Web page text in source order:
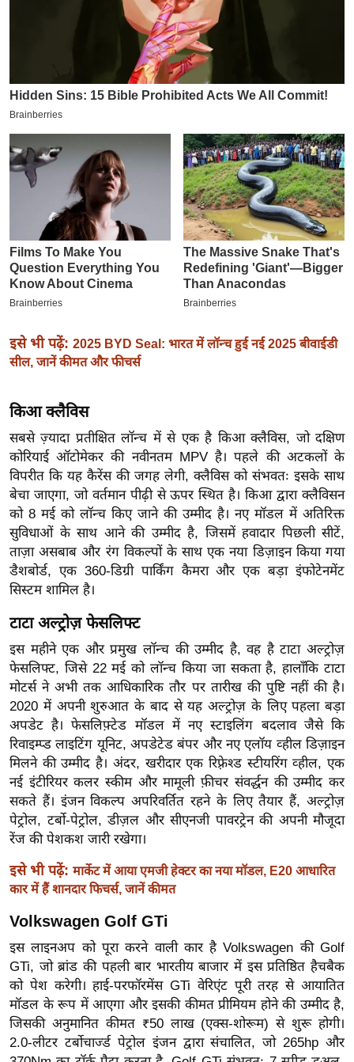
L
2
2
6
क्रा
ई
-
पे
र
मि
ल
बे
मि
सा
ल
श
ख्सि
य
त
यं
इं
डि
या
सा
हि
त्य
ज
ग
त
टो
व
र्ल्ड
न्यू
ज
ब्री
फ
म
नो
इसे भी पढ़ें: 2025 BYD Seal: भारत में लॉन्च हुई नई 2025 बीवाईडी
सील, जानें कीमत और फीचर्स
किआ क्लैविस
सबसे ज़्यादा प्रतीक्षित लॉन्च में से एक है किआ क्लैविस, जो दक्षिण
कोरियाई ऑटोमेकर की नवीनतम MPV है। पहले की अटकलों के
विपरीत कि यह कैरेंस की जगह लेगी, क्लैविस को संभवतः इसके साथ
बेचा जाएगा, जो वर्तमान पीढ़ी से ऊपर स्थित है। किआ द्वारा क्लैविसन
को 8 मई को लॉन्च किए जाने की उम्मीद है। नए मॉडल में अतिरिक्त
सुविधाओं के साथ आने की उम्मीद है, जिसमें हवादार पिछली सीटें,
ताज़ा असबाब और रंग विकल्पों के साथ एक नया डिज़ाइन किया गया
डैशबोर्ड, एक 360-डिग्री पार्किंग कैमरा और एक बड़ा इंफोटेनमेंट
सिस्टम शामिल है।
टाटा अल्ट्रोज़ फेसलिफ्ट
इस महीने एक और प्रमुख लॉन्च की उम्मीद है, वह है टाटा अल्ट्रोज़
फेसलिफ्ट, जिसे 22 मई को लॉन्च किया जा सकता है, हालाँकि टाटा
मोटर्स ने अभी तक आधिकारिक तौर पर तारीख की पुष्टि नहीं की है।
2020 में अपनी शुरुआत के बाद से यह अल्ट्रोज़ के लिए पहला बड़ा
अपडेट है। फेसलिफ़्टेड मॉडल में नए स्टाइलिंग बदलाव जैसे कि
रिवाइम्प्ड लाइटिंग यूनिट, अपडेटेड बंपर और नए एलॉय व्हील डिज़ाइन
मिलने की उम्मीद है। अंदर, खरीदार एक रिफ़्रेश्ड स्टीयरिंग व्हील, एक
नई इंटीरियर कलर स्कीम और मामूली फ़ीचर संवर्द्धन की उम्मीद कर
सकते हैं। इंजन विकल्प अपरिवर्तित रहने के लिए तैयार हैं, अल्ट्रोज़
पेट्रोल, टर्बो-पेट्रोल, डीज़ल और सीएनजी पावरट्रेन की अपनी मौजूदा
रेंज की पेशकश जारी रखेगा।
इसे भी पढ़ें: मार्केट में आया एमजी हेक्टर का नया मॉडल, E20 आधारित
कार में हैं शानदार फिचर्स, जानें कीमत
Volkswagen Golf GTi
इस लाइनअप को पूरा करने वाली कार है Volkswagen की Golf
GTi, जो ब्रांड की पहली बार भारतीय बाजार में इस प्रतिष्ठित हैचबैक
को पेश करेगी। हाई-परफॉरमेंस GTi वेरिएंट पूरी तरह से आयातित
मॉडल के रूप में आएगा और इसकी कीमत प्रीमियम होने की उम्मीद है,
जिसकी अनुमानित कीमत ₹50 लाख (एक्स-शोरूम) से शुरू होगी।
2.0-लीटर टर्बोचार्ज्ड पेट्रोल इंजन द्वारा संचालित, जो 265hp और